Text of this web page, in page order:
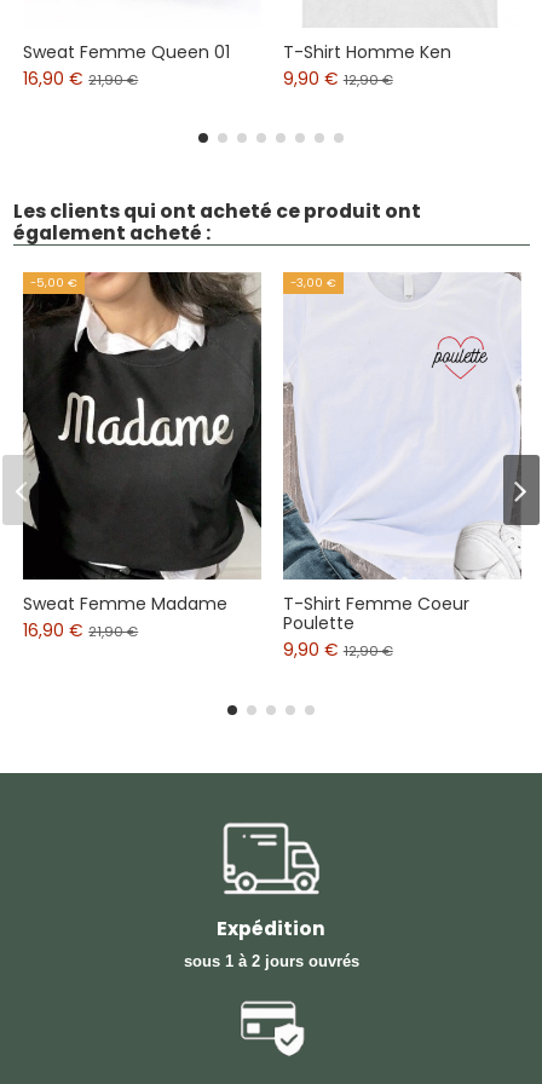
Sweat Femme Queen 01
16,90 €21,90 €
T-Shirt Homme Ken
9,90 €12,90 €
Les clients qui ont acheté ce produit ont
également acheté :
-5,00 €
Sweat Femme Madame
16,90 €21,90 €
-3,00 €
T-Shirt Femme Coeur
Poulette
9,90 €12,90 €
Expédition
sous 1 à 2 jours ouvrés